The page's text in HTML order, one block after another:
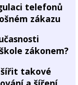
telefonů
zákazu
zákonem?
takové